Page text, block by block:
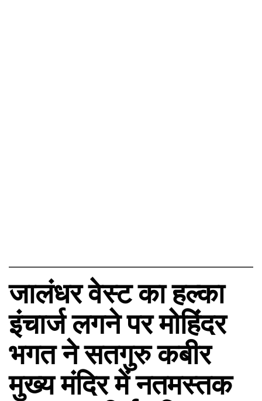
जालंधर वेस्ट का हल्का
इंचार्ज लगने पर मोहिंदर
भगत ने सतगुरु कबीर
मुख्य मंदिर में नतमस्तक